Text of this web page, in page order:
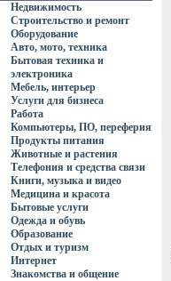
Недвижимость
Строительство и ремонт
Оборудование
Авто, мото, техника
Бытовая техника и
электроника
Мебель, интерьер
Услуги для бизнеса
Работа
Компьютеры, ПО, переферия
Продукты питания
Животные и растения
Телефония и средства связи
Книги, музыка и видео
Медицина и красота
Бытовые услуги
Одежда и обувь
Образование
Отдых и туризм
Интернет
Знакомства и общение